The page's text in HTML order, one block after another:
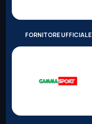
FORNITORE UFFICIALE